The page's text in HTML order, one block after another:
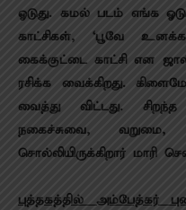
ஓடுது. கமல் படம் எங்க
காட்சிகள், ‘பூவே
கைக்குட்டை காட்சி என
ரசிக்க வைக்கிறது.
வைத்து விட்டது.
நகைச்சுவை,
சொல்லியிருக்கிறார் மாரி
புத்தகத்தில் அம்பேத்கர்